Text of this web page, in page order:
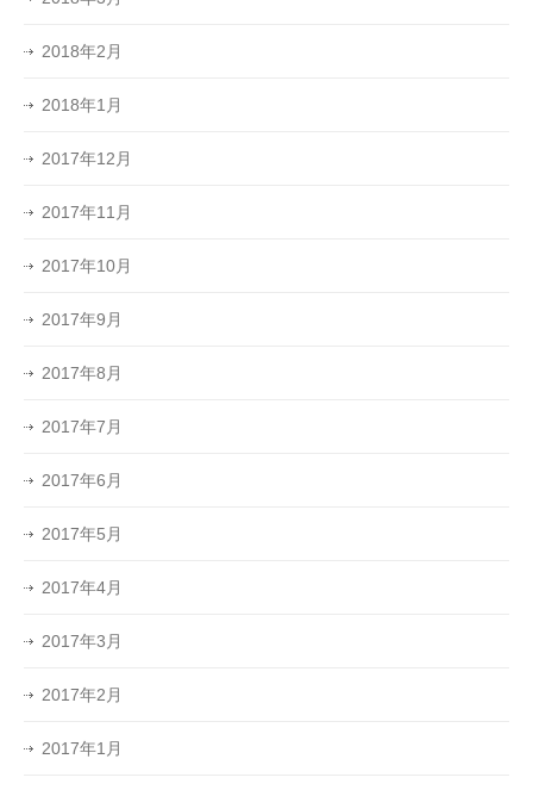
2018年2月
2018年1月
2017年12月
2017年11月
2017年10月
2017年9月
2017年8月
2017年7月
2017年6月
2017年5月
2017年4月
2017年3月
2017年2月
2017年1月